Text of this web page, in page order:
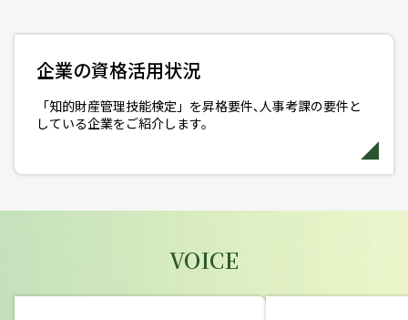
第53回検定（2026年3月8日実施）の実施
結果データを公表しました。
2026年4月7日 第53回検定情報
第53回検定（2026年3月8日実施）の試験
2026年04月01日 お知らせ
企業の資格活用状況
「知的財産管理技能検定」を昇格要件､人事考課の要件と
している企業をご紹介します。
VOICE